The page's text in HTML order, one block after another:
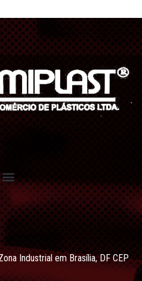
Industrial em Brasília, DF CEP